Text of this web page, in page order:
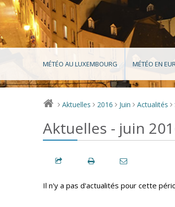
MÉTÉO AU LUXEMBOURG MÉTÉO EN
> Aktuelles > 2016 > Juin > Actualités >
Aktuelles - juin
Il n'y a pas d'actualités pour cette